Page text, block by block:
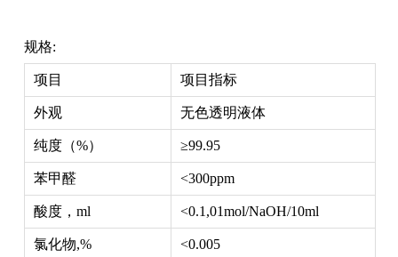
规格:
项目 项目指标
外观 无色透明液体
纯度（%） ≥99.95
苯甲醛 <300ppm
酸度，ml <0.1,01mol/NaOH/10ml
氯化物,% <0.005